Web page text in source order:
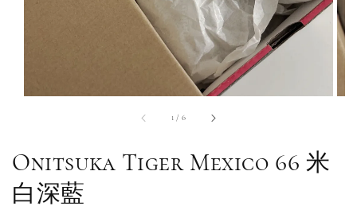
1 / 6
Onitsuka Tiger Mexico 66 米
白深藍